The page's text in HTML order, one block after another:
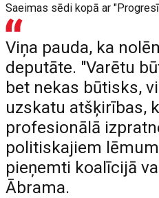
Saeimas sēdi kopā ar
Viņa pauda, ka
deputāte. "Varētu
bet nekas būtisks,
uzskatu atšķirības,
profesionālā
politiskajiem
pieņemti koalīcijā
Ābrama.